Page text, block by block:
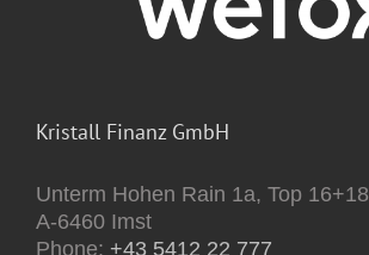
Kristall Finanz GmbH
Unterm Hohen Rain 1a, Top 16+18
A-6460 Imst
Phone: +43 5412 22 777